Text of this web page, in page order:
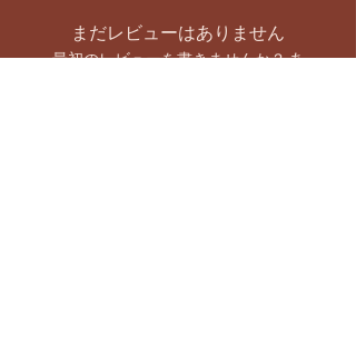
まだレビューはありません
最初のレビューを書きませんか？ あ